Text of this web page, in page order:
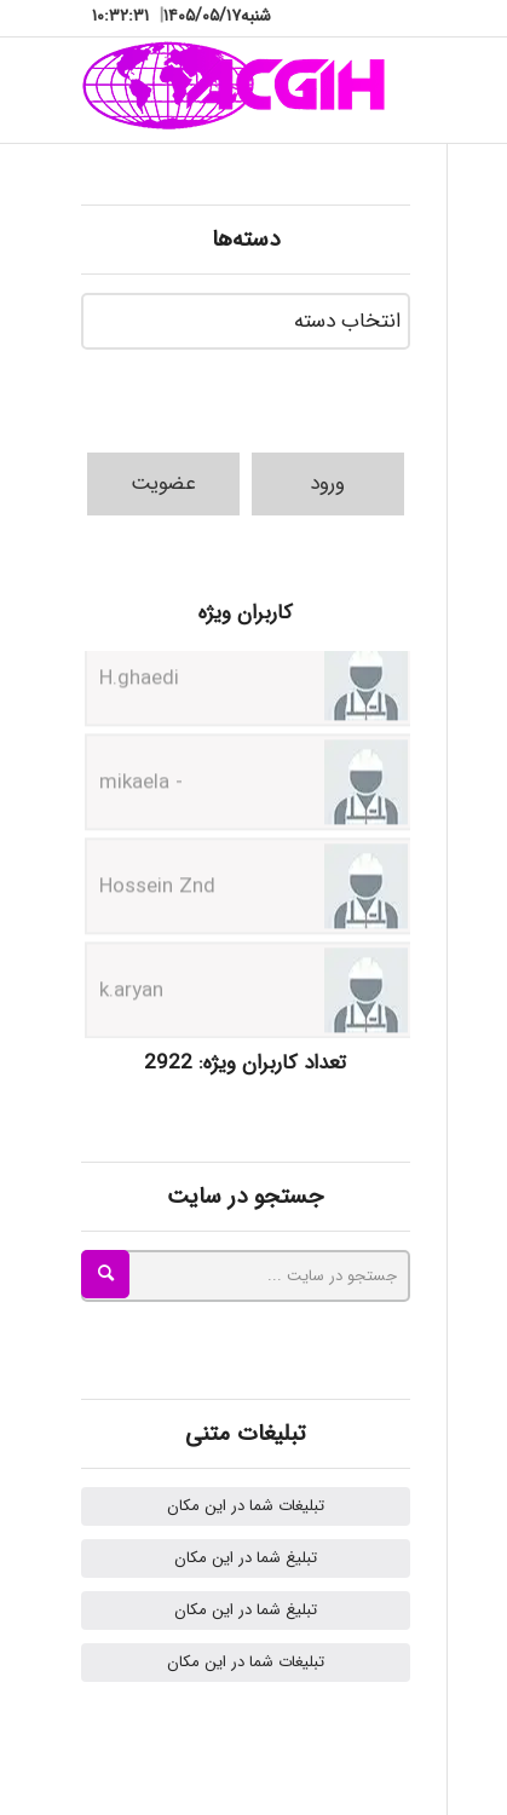
شنبه۱۴۰۵/۰۵/۱۷| ۱۰:۳۲:۳۳
دسته‌ها
دسته‌ها
ورود عضویت
کاربران ویژه
- mikaela
Hossein Znd
k.aryan
ilhan200
Mohammad
Tavan
akhtar shahsavandi
kimiya zirakpoor
H.ghaedi
تعداد کاربران ویژه: 2922
جستجو در سایت
تبلیغات متنی
تبلیغات شما در این مکان
تبلیغ شما در این مکان
تبلیغ شما در این مکان
تبلیغات شما در این مکان